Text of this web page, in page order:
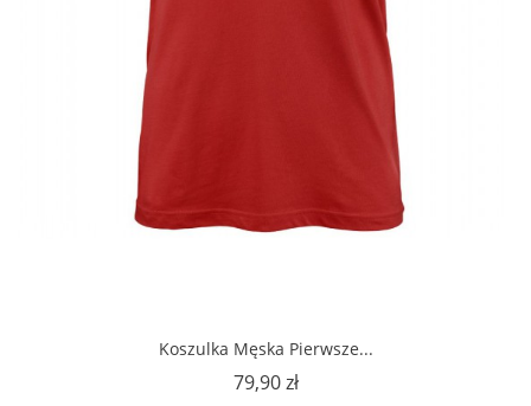
Koszulka Męska Pierwsze...
79,90 złCena